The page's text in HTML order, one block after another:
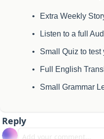
Extra Weekly
Listen to a full
Small Quiz to
Full English
Small Grammar
Reply